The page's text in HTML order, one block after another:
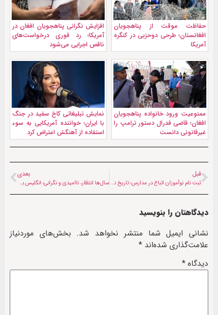
حفاظت موقت از پناهجویان
افغانستان؛ طرحی دوحزبی در کنگره
آمریکا
افزایش نگرانی پناهجویان افغان در
آمریکا؛ رد فوری درخواست‌های
ناقص اجرایی می‌شود
ممنوعیت ورود خانواده پناهجویان
افغان؛ قاضی فدرال دستور ترامپ را
غیرقانونی دانست
نمايش تبليغاتی کاخ سفید در جنگ
با ایران؛ خواننده آمریکایی به سوء
استفاده از آهنگش اعتراض کرد
قبل
ثبت نام نوآموزان اتباع در مدارس؛ تاریخ نوبت سنجش اعلام شد
بعدی
سال‌ها انتظار، ناامیدی و نگرانی؛ انگلیس به همکاران افغان نظامیانش پناهندگی نمی‌دهد
دیدگاهتان را بنویسید
نشانی ایمیل شما منتشر نخواهد شد. بخش‌های موردنیاز
علامت‌گذاری شده‌اند *
دیدگاه *